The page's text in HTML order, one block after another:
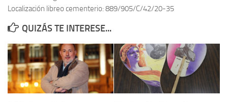
Memoria Histórica
Investigación previa de la represión en Talavera de la Reina (1937-
1947).
Informe Represión en Toledo 1936-1947 | Buscador
Informe de la fosa de abril de 1939 de Tembleque
Localización libreo cementerio: 889/905/C/42/20-35
QUIZÁS TE INTERESE...